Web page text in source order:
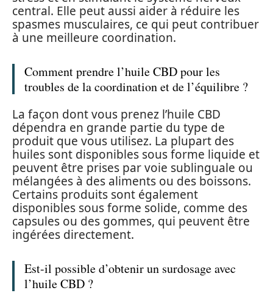
central. Elle peut aussi aider à réduire les
spasmes musculaires, ce qui peut contribuer
à une meilleure coordination.
Comment prendre l’huile CBD pour les
troubles de la coordination et de l’équilibre ?
La façon dont vous prenez l’huile CBD
dépendra en grande partie du type de
produit que vous utilisez. La plupart des
huiles sont disponibles sous forme liquide et
peuvent être prises par voie sublinguale ou
mélangées à des aliments ou des boissons.
Certains produits sont également
disponibles sous forme solide, comme des
capsules ou des gommes, qui peuvent être
ingérées directement.
Est-il possible d’obtenir un surdosage avec
l’huile CBD ?